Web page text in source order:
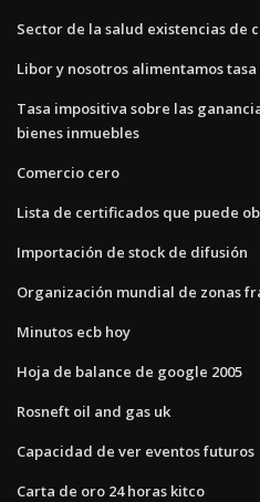
Sector de la salud existencias de
Libor y nosotros alimentamos
Tasa impositiva sobre las
bienes inmuebles
Comercio cero
Lista de certificados que puede
Importación de stock de difusión
Organización mundial de zonas
Minutos ecb hoy
Hoja de balance de google 2005
Rosneft oil and gas uk
Capacidad de ver eventos futuros
Carta de oro 24 horas kitco